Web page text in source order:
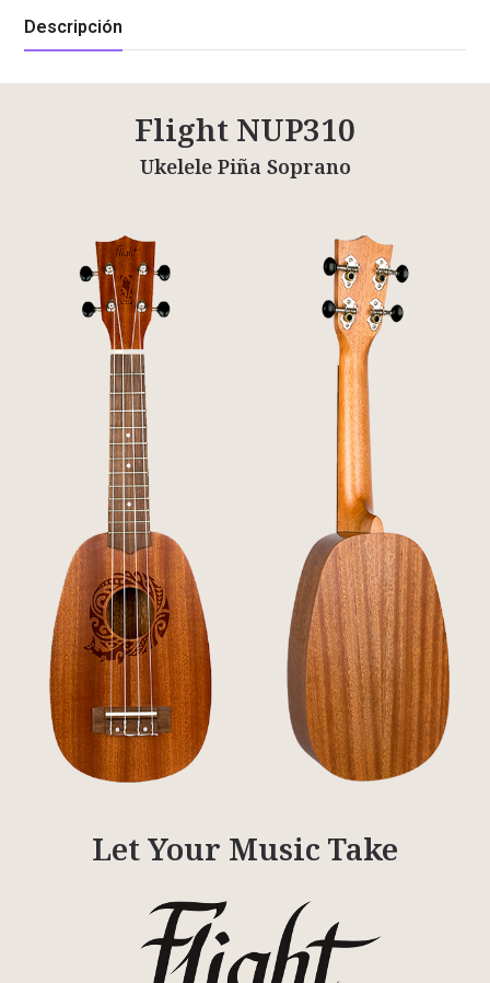
Descripción
Flight NUP310
Ukelele Piña Soprano
Let Your Music Take